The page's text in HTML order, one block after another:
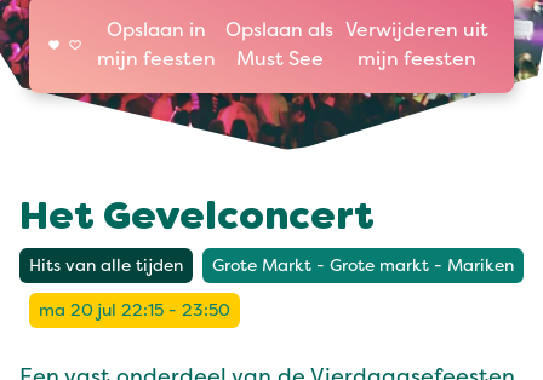
Opslaan in
mijn feesten
Opslaan als
Must See
Verwijderen uit
mijn feesten
Het Gevelconcert
Hits van alle tijden Grote Markt - Grote markt - Mariken
ma 20 jul 22:15 - 23:50